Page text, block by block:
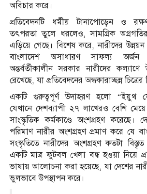
অবিচার করে।
প্রতিবেদনটি ধর্মীয় টানাপোড়েন ও
তৎপরতা তুলে ধরলেও, সামগ্রিক
এড়িয়ে গেছে। বিশেষ করে, নারীদের উন্নয়ন
বাংলাদেশ অসাধারণ সাফল্য অর্জন
অন্তর্বর্তীকালীন সরকার নারীদের
রেখেছে, যা প্রতিবেদনের অন্ধকারাচ্ছন্ন
একটি গুরুত্বপূর্ণ উদাহরণ হলো “ইয়ুথ
যেখানে দেশব্যাপী ২৭ লাখেরও বেশি
সাংস্কৃতিক কর্মকাণ্ডে অংশগ্রহণ
পরিমাণ নারীর অংশগ্রহণ প্রমাণ করে যে
সংস্কৃতিতে নারীদের অংশগ্রহণ কতটা
একটি মাত্র ফুটবল খেলা বন্ধ হওয়া নিয়ে
ভাষায় আলোচনা করা হয়েছে, যা দেশের নারী
ভুলভাবে উপস্থাপন করে।